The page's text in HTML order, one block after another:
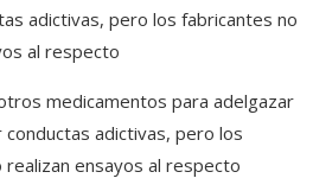
adictivas, pero los fabricantes no
al respecto